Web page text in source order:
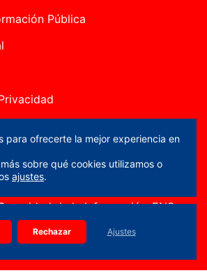
Pública
de la Información-ENS
para ofrecerte la mejor experiencia en
sobre qué cookies utilizamos o
ajustes.
Rechazar Ajustes